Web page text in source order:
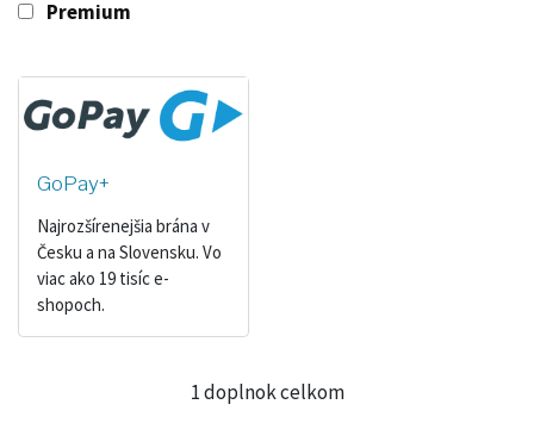
Premium
GoPay+
Najrozšírenejšia brána v
Česku a na Slovensku. Vo
viac ako 19 tisíc e-
shopoch.
1 doplnok celkom